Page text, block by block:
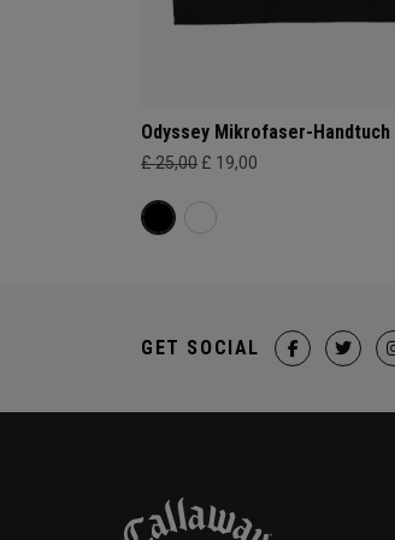
Odyssey Mikrofaser-Handtuch
£ 25,00 £ 19,00
GET SOCIAL